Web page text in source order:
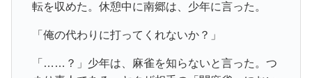
転を収めた。休憩中に南郷は、少年に言った。
「俺の代わりに打ってくれないか？」
「……？」少年は、麻雀を知らないと言った。つ